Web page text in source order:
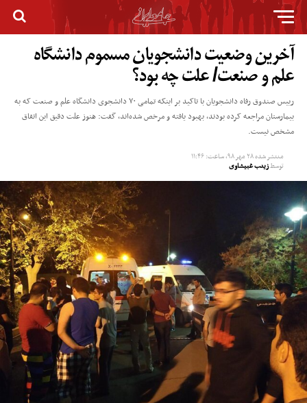
آخرین وضعیت دانشجویان مسموم دانشگاه
علم و صنعت/ علت چه بود؟
رییس صندوق رفاه دانشجویان با تاکید بر اینکه تمامی ۷۰ دانشجوی دانشگاه علم و صنعت که به
بیمارستان مراجعه کرده بودند، بهبود یافته و مرخص شده‌اند، گفت: هنوز علت دقیق این اتفاق
مشخص نیست.
منتشر شده۲۸ مهر ۹۸, ساعت: ۱۱:۴۶
توسطزینب غبیشاوی